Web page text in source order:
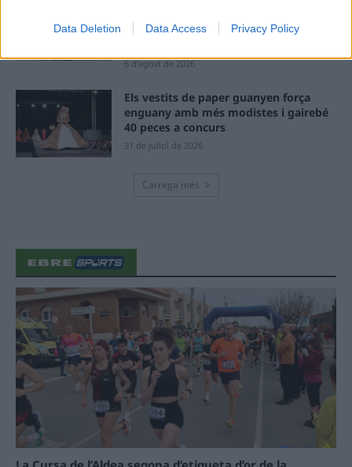
Data Deletion Data Access Privacy Policy
vincula patrimoni, turisme i
6 d'agost de 2026
Els vestits de paper guanyen força
enguany amb més modistes i gairebé
40 peces a concurs
31 de juliol de 2026
Carrega més